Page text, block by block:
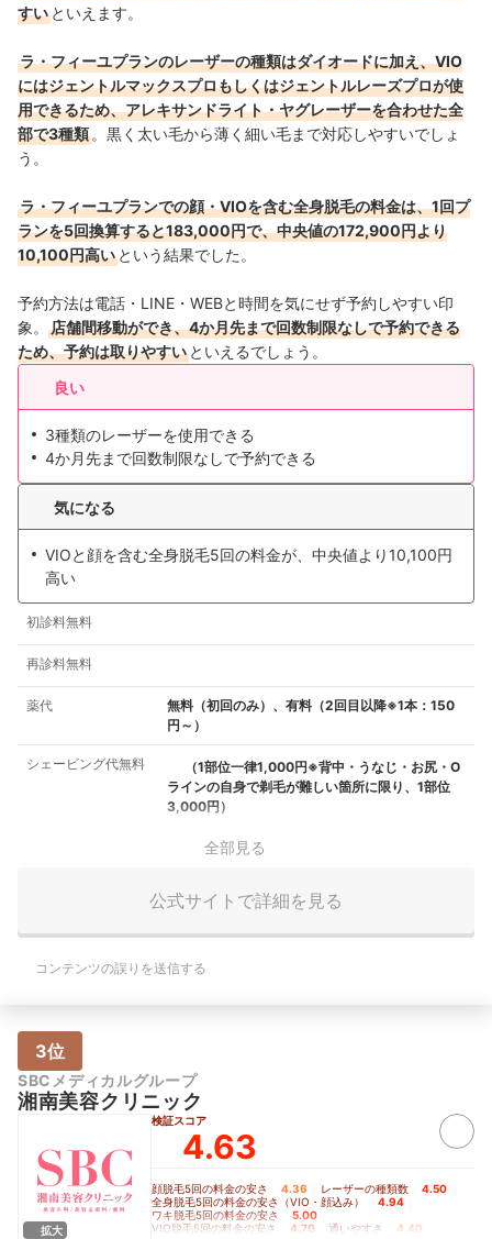
九州・沖縄 3店舗
すい といえます。
ラ・フィーユプランのレーザーの種類はダイオードに加え、VIO
にはジェントルマックスプロもしくはジェントルレーズプロが使
用できるため、アレキサンドライト・ヤグレーザーを合わせた全
部で3種類 。黒く太い毛から薄く細い毛まで対応しやすいでしょ
う。
ラ・フィーユプランでの顔・VIOを含む全身脱毛の料金は、1回プ
ランを5回換算すると183,000円で、中央値の172,900円より
10,100円高い という結果でした。
予約方法は電話・LINE・WEBと時間を気にせず予約しやすい印
象。
店舗間移動ができ、4か月先まで回数制限なしで予約できる
ため、予約は取りやすい といえるでしょう。
良い
3種類のレーザーを使用できる
4か月先まで回数制限なしで予約できる
気になる
VIOと顔を含む全身脱毛5回の料金が、中央値より10,100円
高い
初診料無料
再診料無料
薬代
無料（初回のみ）、有料（2回目以降※1本：150
円～）
シェービング代無料
（1部位一律1,000円※背中・うなじ・お尻・O
ラインの自身で剃毛が難しい箇所に限り、1部位
3,000円）
全部見る
公式サイトで詳細を見る
コンテンツの誤りを送信する
3位
SBCメディカルグループ
湘南美容クリニック
拡大
検証スコア
4.63
顔脱毛5回の料金の安さ 4.36 レーザーの種類数 4.50
全身脱毛5回の料金の安さ（VIO・顔込み） 4.94
ワキ脱毛5回の料金の安さ 5.00
VIO脱毛5回の料金の安さ 4.70 通いやすさ
4.40